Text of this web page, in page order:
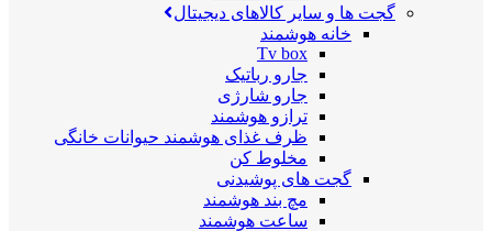
گجت ها و سایر کالاهای دیجیتال
خانه هوشمند
Tv box
جارو رباتیک
جارو شارژی
ترازو هوشمند
ظرف غذای هوشمند حیوانات خانگی
مخلوط کن
گجت های پوشیدنی
مچ بند هوشمند
ساعت هوشمند